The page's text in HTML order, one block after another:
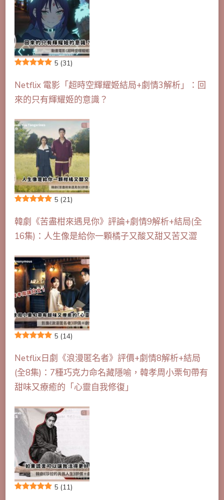
5 (31)
Netflix 電影「超時空輝耀姬結局+劇情3解析」：回
來的只有輝耀姬的意識？
5 (21)
韓劇《苦盡柑來遇見你》評論+劇情9解析+結局(全
16集)：人生像是給你一顆橘子又酸又甜又苦又澀
5 (14)
Netflix日劇《浪漫匿名者》評價+劇情8解析+結局
(全8集)：7種巧克力命名藏隱喻，韓孝周小栗旬帶有
甜味又療癒的「心靈自我修復」
5 (11)